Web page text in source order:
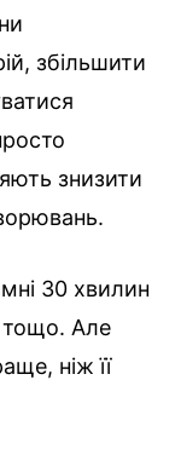
збільшити
знизити
30 хвилин
тощо. Але
ніж її